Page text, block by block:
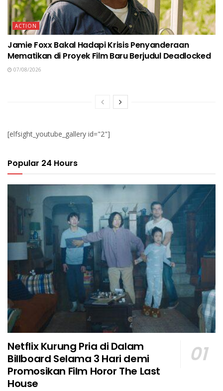
ACTION
Jamie Foxx Bakal Hadapi Krisis Penyanderaan
Mematikan di Proyek Film Baru Berjudul Deadlocked
07/08/2026
[elfsight_youtube_gallery id="2"]
Popular 24 Hours
Netflix Kurung Pria di Dalam
Billboard Selama 3 Hari demi
Promosikan Film Horor The Last
House